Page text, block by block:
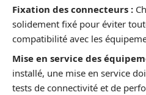
Fixation des connecteurs :
solidement fixé pour éviter
compatibilité avec les
Mise en service des
installé, une mise en service
tests de connectivité et de